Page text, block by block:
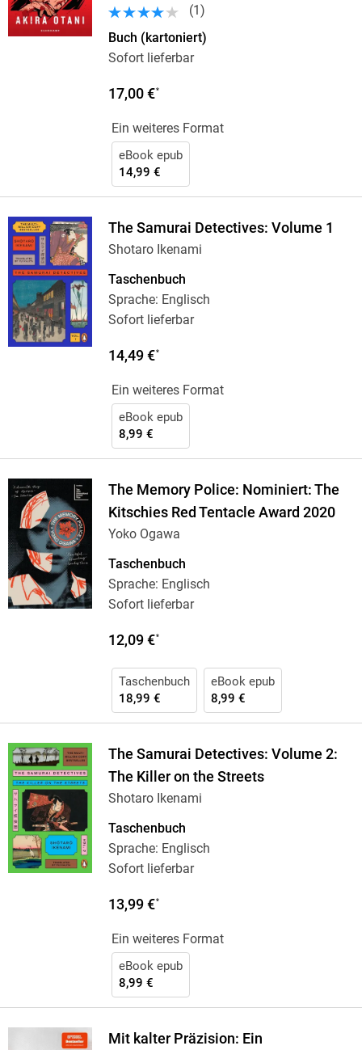
(1 )
Buch (kartoniert)
Sofort lieferbar
17,00 €*
Ein weiteres Format
eBook epub
14,99 €
The Samurai Detectives: Volume 1
Shotaro Ikenami
Taschenbuch
Sprache: Englisch
Sofort lieferbar
14,49 €*
Ein weiteres Format
eBook epub
8,99 €
The Memory Police: Nominiert: The
Kitschies Red Tentacle Award 2020
Yoko Ogawa
Taschenbuch
Sprache: Englisch
Sofort lieferbar
12,09 €*
Taschenbuch
18,99 €
eBook epub
8,99 €
The Samurai Detectives: Volume 2:
The Killer on the Streets
Shotaro Ikenami
Taschenbuch
Sprache: Englisch
Sofort lieferbar
13,99 €*
Ein weiteres Format
eBook epub
8,99 €
Mit kalter Präzision: Ein